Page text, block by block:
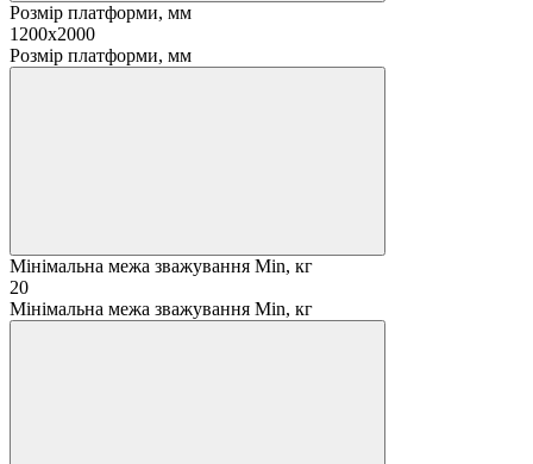
Розмір платформи, мм
1200х2000
Розмір платформи, мм
Мінімальна межа зважування Min, кг
20
Мінімальна межа зважування Min, кг